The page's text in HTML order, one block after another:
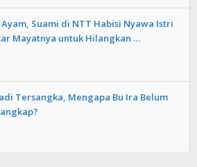
Suami di NTT Habisi Nyawa Istri
Mayatnya untuk Hilangkan …
Tersangka, Mengapa Bu Ira Belum